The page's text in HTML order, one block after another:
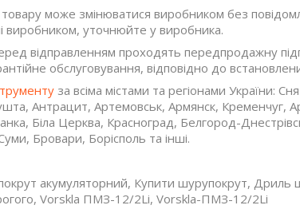
товару може змінюватися виробником без
виробником, уточнюйте у виробника.
відправленням проходять передпродажну
обслуговування, відповідно до
за всіма містами та регіонами України:
Антрацит, Артемовськ, Армянск, Кременчуг,
Біла Церква, Красноград, Белгород-
Бровари, Борісполь та інші.
акумуляторний, Купити шурупокрут, Дриль
Vorskla ПМЗ-12/2Li, Vorskla-ПМЗ-12/2Li